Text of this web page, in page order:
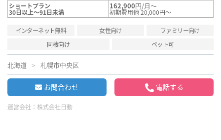
ショートプラン
30日以上～91日未満
162,900円/月～
初期費用他 20,000円～
インターネット無料 女性向け
ファミリー向け
同棲向け
ペット可
北海道 札幌市中央区
お問合わせ 電話する
運営会社： 株式会社日動